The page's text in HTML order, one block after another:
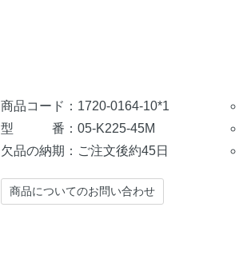
商品コード：1720-0164-10*1
型 番：05-K225-45M
欠品の納期：ご注文後約45日
商品についてのお問い合わせ